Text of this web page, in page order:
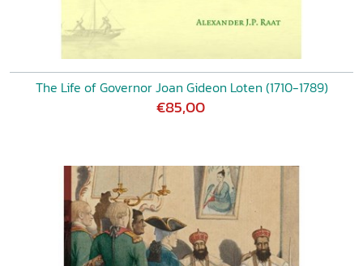
The Life of Governor Joan Gideon Loten (1710-1789)
€85,00